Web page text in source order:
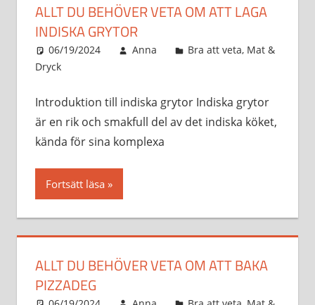
ALLT DU BEHÖVER VETA OM ATT LAGA
INDISKA GRYTOR
06/19/2024 Anna Bra att veta, Mat &
Dryck
Introduktion till indiska grytor Indiska grytor
är en rik och smakfull del av det indiska köket,
kända för sina komplexa
Fortsätt läsa
ALLT DU BEHÖVER VETA OM ATT BAKA
PIZZADEG